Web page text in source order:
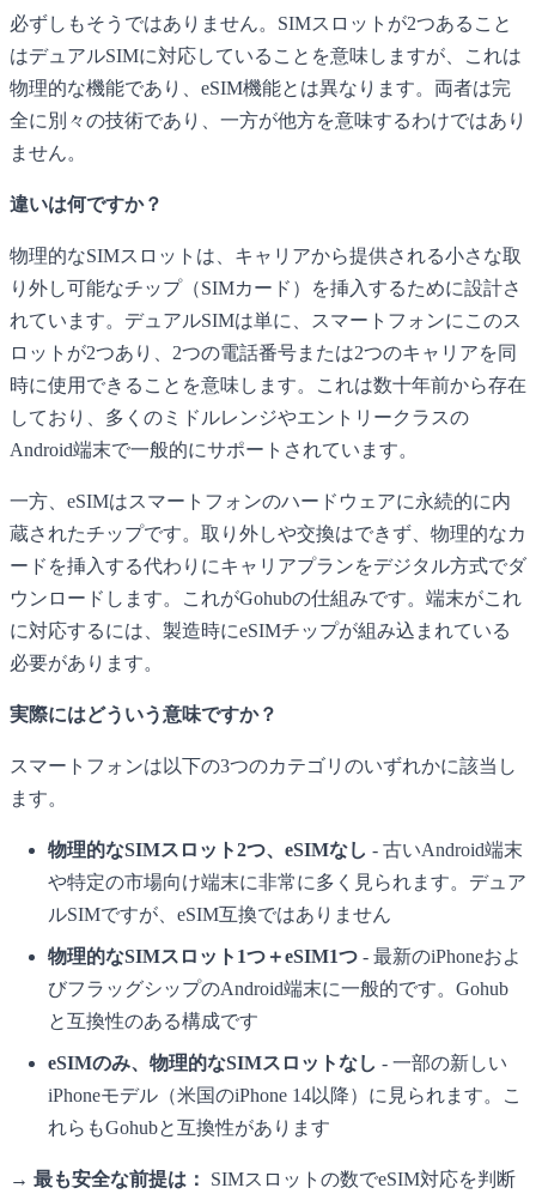
必ずしもそうではありません。SIMスロットが2つあること
はデュアルSIMに対応していることを意味しますが、これは
物理的な機能であり、eSIM機能とは異なります。両者は完
全に別々の技術であり、一方が他方を意味するわけではあり
ません。
違いは何ですか？
物理的なSIMスロットは、キャリアから提供される小さな取
り外し可能なチップ（SIMカード）を挿入するために設計さ
れています。デュアルSIMは単に、スマートフォンにこのス
ロットが2つあり、2つの電話番号または2つのキャリアを同
時に使用できることを意味します。これは数十年前から存在
しており、多くのミドルレンジやエントリークラスの
Android端末で一般的にサポートされています。
一方、eSIMはスマートフォンのハードウェアに永続的に内
蔵されたチップです。取り外しや交換はできず、物理的なカ
ードを挿入する代わりにキャリアプランをデジタル方式でダ
ウンロードします。これがGohubの仕組みです。端末がこれ
に対応するには、製造時にeSIMチップが組み込まれている
必要があります。
実際にはどういう意味ですか？
スマートフォンは以下の3つのカテゴリのいずれかに該当し
ます。
物理的なSIMスロット2つ、eSIMなし - 古いAndroid端末
や特定の市場向け端末に非常に多く見られます。デュア
ルSIMですが、eSIM互換ではありません
物理的なSIMスロット1つ＋eSIM1つ - 最新のiPhoneおよ
びフラッグシップのAndroid端末に一般的です。Gohub
と互換性のある構成です
eSIMのみ、物理的なSIMスロットなし - 一部の新しい
iPhoneモデル（米国のiPhone 14以降）に見られます。こ
れらもGohubと互換性があります
→ 最も安全な前提は：
SIMスロットの数でeSIM対応を判断